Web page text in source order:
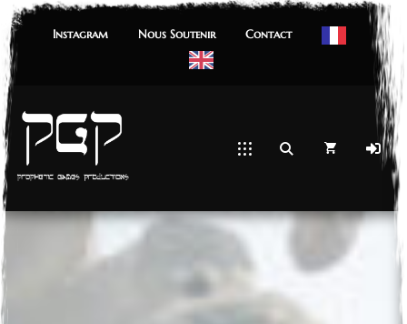
Instagram Nous Soutenir Contact